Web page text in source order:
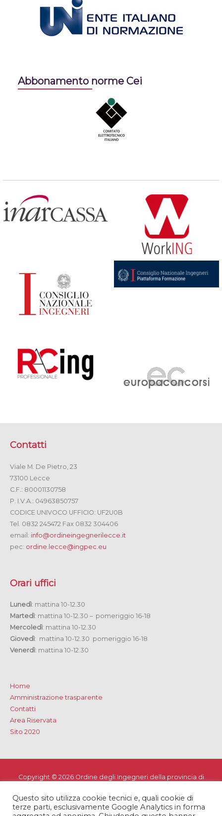
Abbonamento norme Cei
Contatti
Viale M. De Pietro, 23
73100 Lecce
C.F.: 80001130758
P. I.V.A.: 04963850757
CODICE UNIVOCO UFFICIO: UF2U0B
Tel. 0832 245472 Fax 0832 304406
email: info@ordineingegnerilecce.it
pec: ordine.lecce@ingpec.eu
Orari uffici
Lunedì: mattina 10-12.30
Martedì: mattina 10-12.30 – pomeriggio 16-18
Mercoledì: mattina 10-12.30
Giovedì: mattina 10-12.30 pomeriggio 16-18
Venerdì: mattina 10-12.30
Home
Amministrazione trasparente
Contatti
Area Riservata
Sito 2020
Copyright © 2026 Ordine degli Ingegneri della provincia di
Privacy e Cookie Policy-Note Legali -Dichiarazione di
accessibilità
Questo sito utilizza cookie tecnici e, quali cookie di
terze parti, esclusivamente Google Analytics in forma